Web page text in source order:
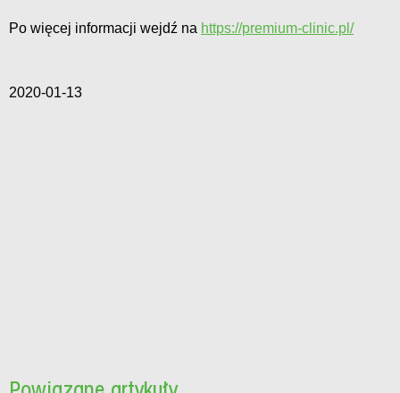
Po więcej informacji wejdź na https://premium-clinic.pl/
2020-01-13